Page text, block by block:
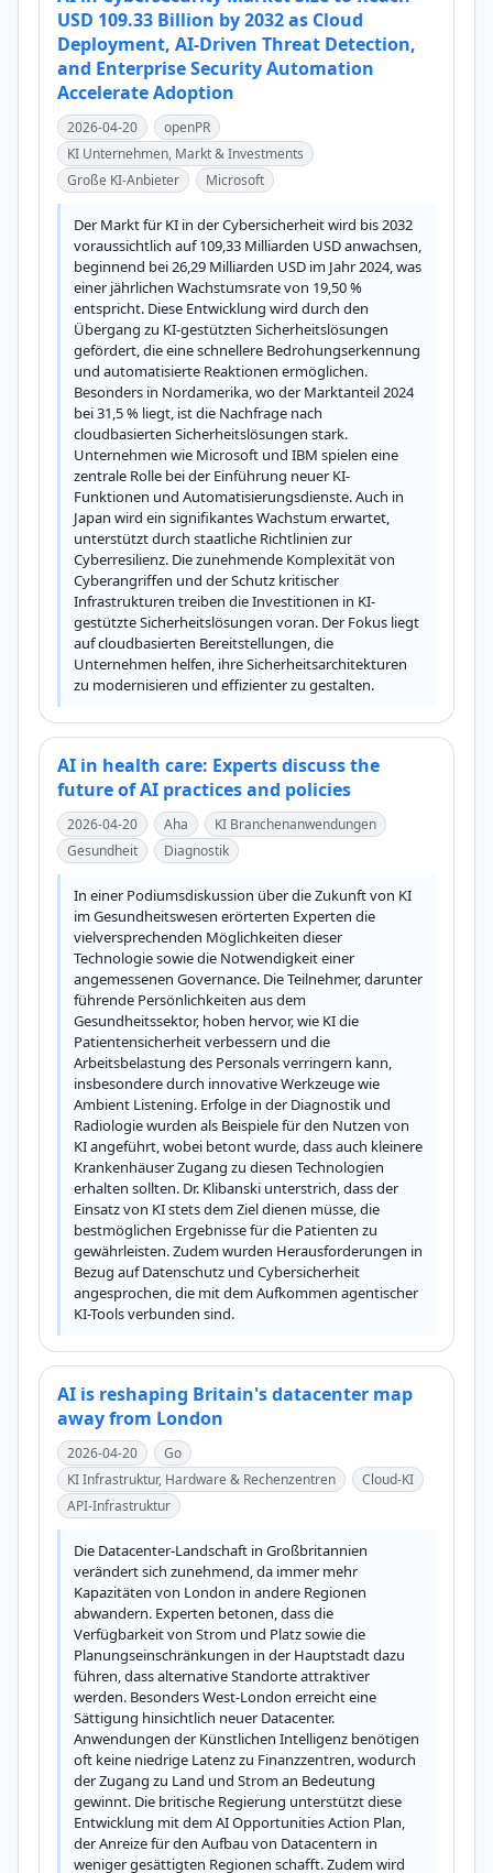
USD 109.33 Billion by 2032 as Cloud
Deployment, AI-Driven Threat Detection,
and Enterprise Security Automation
Accelerate Adoption
2026-04-20
openPR
KI Unternehmen, Markt & Investments
Große KI-Anbieter
Microsoft
Der Markt für KI in der Cybersicherheit wird bis 2032
voraussichtlich auf 109,33 Milliarden USD anwachsen,
beginnend bei 26,29 Milliarden USD im Jahr 2024, was
einer jährlichen Wachstumsrate von 19,50 %
entspricht. Diese Entwicklung wird durch den
Übergang zu KI-gestützten Sicherheitslösungen
gefördert, die eine schnellere Bedrohungserkennung
und automatisierte Reaktionen ermöglichen.
Besonders in Nordamerika, wo der Marktanteil 2024
bei 31,5 % liegt, ist die Nachfrage nach
cloudbasierten Sicherheitslösungen stark.
Unternehmen wie Microsoft und IBM spielen eine
zentrale Rolle bei der Einführung neuer KI-
Funktionen und Automatisierungsdienste. Auch in
Japan wird ein signifikantes Wachstum erwartet,
unterstützt durch staatliche Richtlinien zur
Cyberresilienz. Die zunehmende Komplexität von
Cyberangriffen und der Schutz kritischer
Infrastrukturen treiben die Investitionen in KI-
gestützte Sicherheitslösungen voran. Der Fokus liegt
auf cloudbasierten Bereitstellungen, die
Unternehmen helfen, ihre Sicherheitsarchitekturen
zu modernisieren und effizienter zu gestalten.
AI in health care: Experts discuss the
future of AI practices and policies
2026-04-20 Aha
KI Branchenanwendungen
Gesundheit
Diagnostik
In einer Podiumsdiskussion über die Zukunft von KI
im Gesundheitswesen erörterten Experten die
vielversprechenden Möglichkeiten dieser
Technologie sowie die Notwendigkeit einer
angemessenen Governance. Die Teilnehmer, darunter
führende Persönlichkeiten aus dem
Gesundheitssektor, hoben hervor, wie KI die
Patientensicherheit verbessern und die
Arbeitsbelastung des Personals verringern kann,
insbesondere durch innovative Werkzeuge wie
Ambient Listening. Erfolge in der Diagnostik und
Radiologie wurden als Beispiele für den Nutzen von
KI angeführt, wobei betont wurde, dass auch kleinere
Krankenhäuser Zugang zu diesen Technologien
erhalten sollten. Dr. Klibanski unterstrich, dass der
Einsatz von KI stets dem Ziel dienen müsse, die
bestmöglichen Ergebnisse für die Patienten zu
gewährleisten. Zudem wurden Herausforderungen in
Bezug auf Datenschutz und Cybersicherheit
angesprochen, die mit dem Aufkommen agentischer
KI-Tools verbunden sind.
AI is reshaping Britain's datacenter map
away from London
2026-04-20
Go
KI Infrastruktur, Hardware & Rechenzentren
Cloud-KI
API-Infrastruktur
Die Datacenter-Landschaft in Großbritannien
verändert sich zunehmend, da immer mehr
Kapazitäten von London in andere Regionen
abwandern. Experten betonen, dass die
Verfügbarkeit von Strom und Platz sowie die
Planungseinschränkungen in der Hauptstadt dazu
führen, dass alternative Standorte attraktiver
werden. Besonders West-London erreicht eine
Sättigung hinsichtlich neuer Datacenter.
Anwendungen der Künstlichen Intelligenz benötigen
oft keine niedrige Latenz zu Finanzzentren, wodurch
der Zugang zu Land und Strom an Bedeutung
gewinnt. Die britische Regierung unterstützt diese
Entwicklung mit dem AI Opportunities Action Plan,
der Anreize für den Aufbau von Datacentern in
weniger gesättigten Regionen schafft. Zudem wird